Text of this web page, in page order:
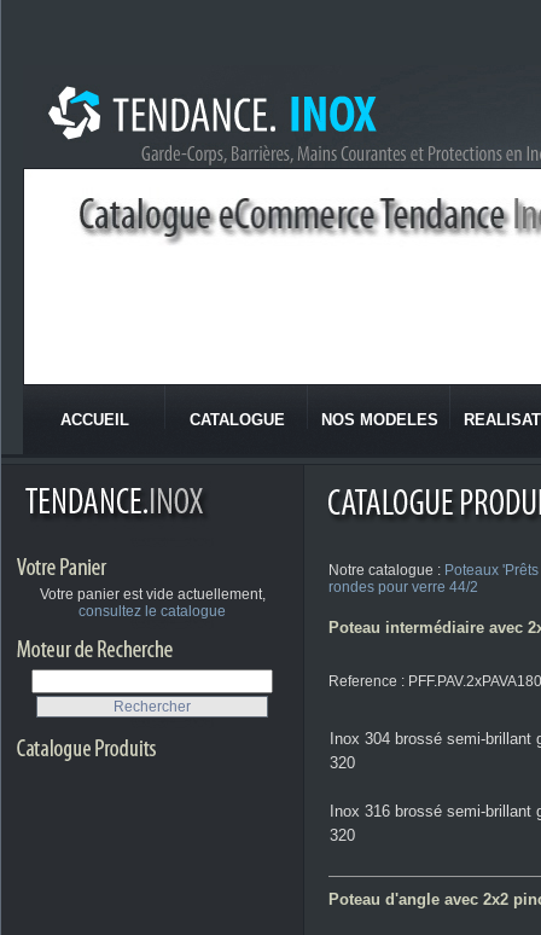
ACCUEIL CATALOGUE NOS MODELES
Votre panier est vide actuellement,
consultez le catalogue
Notre catalogue : Poteaux
rondes pour verre 44/2
Poteau intermédiaire avec
Reference :
Inox 304 brossé semi-brillant
320
Inox 316 brossé semi-brillant
320
Poteau d'angle avec 2x2